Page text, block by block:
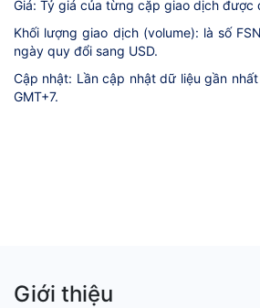
Giá: Tỷ giá của từng cặp giao dịch được
Khối lượng giao dịch (volume): là số
ngày quy đổi sang USD.
Cập nhật: Lần cập nhật dữ liệu gần
GMT+7.
Giới thiệu